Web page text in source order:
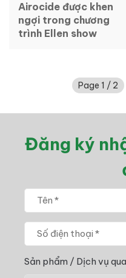
Airocide được khen
ngợi trong chương
trình Ellen show
Page 1 / 2
Đăng ký
Sản phẩm / Dịch vụ